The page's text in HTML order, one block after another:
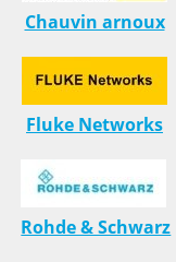
Chauvin arnoux
Fluke Networks
Rohde & Schwarz